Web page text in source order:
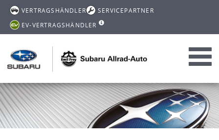
VERTRAGSHÄNDLER
SERVICEPARTNER
EV-VERTRAGSHÄNDLER